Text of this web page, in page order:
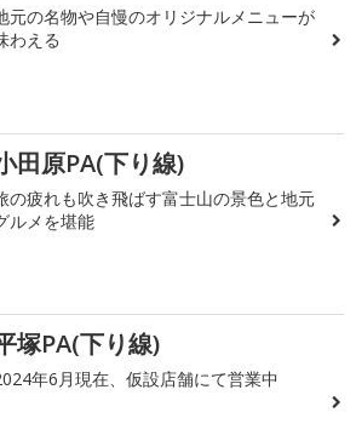
元の名物や自慢のオリジナルメニューが
わえる
田原PA(下り線)
の疲れも吹き飛ばす富士山の景色と地元
ルメを堪能
塚PA(下り線)
年6月現在、仮設店舗にて営業中